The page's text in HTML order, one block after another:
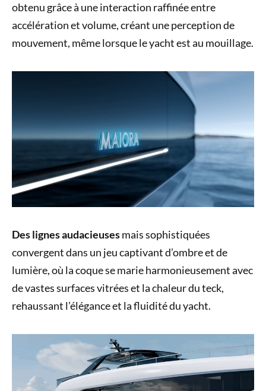
obtenu grâce à une interaction raffinée entre
accélération et volume, créant une perception de
mouvement, même lorsque le yacht est au mouillage.
Des lignes audacieusesmais sophistiquées
convergent dans un jeu captivant d’ombre et de
lumière, où la coque se marie harmonieusement avec
de vastes surfaces vitrées et la chaleur du teck,
rehaussant l’élégance et la fluidité du yacht.